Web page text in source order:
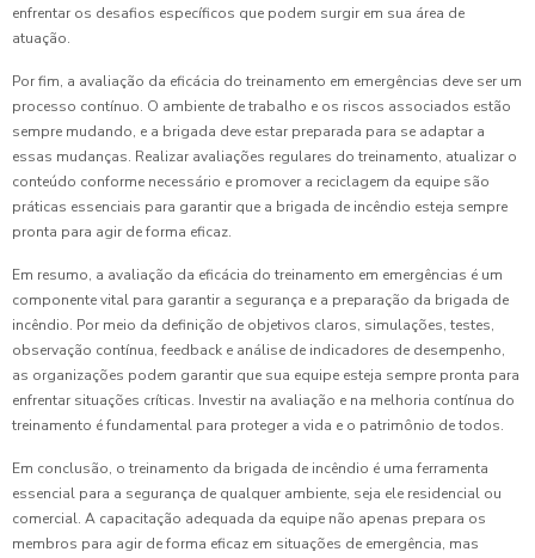
enfrentar os desafios específicos que podem surgir em sua área de
atuação.
Por fim, a avaliação da eficácia do treinamento em emergências deve ser um
processo contínuo. O ambiente de trabalho e os riscos associados estão
sempre mudando, e a brigada deve estar preparada para se adaptar a
essas mudanças. Realizar avaliações regulares do treinamento, atualizar o
conteúdo conforme necessário e promover a reciclagem da equipe são
práticas essenciais para garantir que a brigada de incêndio esteja sempre
pronta para agir de forma eficaz.
Em resumo, a avaliação da eficácia do treinamento em emergências é um
componente vital para garantir a segurança e a preparação da brigada de
incêndio. Por meio da definição de objetivos claros, simulações, testes,
observação contínua, feedback e análise de indicadores de desempenho,
as organizações podem garantir que sua equipe esteja sempre pronta para
enfrentar situações críticas. Investir na avaliação e na melhoria contínua do
treinamento é fundamental para proteger a vida e o patrimônio de todos.
Em conclusão, o treinamento da brigada de incêndio é uma ferramenta
essencial para a segurança de qualquer ambiente, seja ele residencial ou
comercial. A capacitação adequada da equipe não apenas prepara os
membros para agir de forma eficaz em situações de emergência, mas